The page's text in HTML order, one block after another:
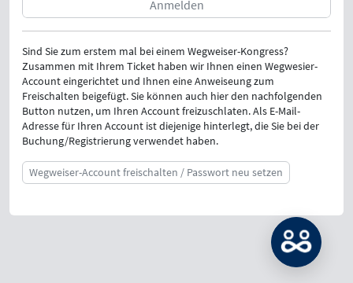
Sind Sie zum erstem mal bei einem Wegweiser-Kongress?
Zusammen mit Ihrem Ticket haben wir Ihnen einen Wegwesier-
Account eingerichtet und Ihnen eine Anweiseung zum
Freischalten beigefügt. Sie können auch hier den nachfolgenden
Button nutzen, um Ihren Account freizuschlaten. Als E-Mail-
Adresse für Ihren Account ist diejenige hinterlegt, die Sie bei der
Buchung/Registrierung verwendet haben.
Wegweiser-Account freischalten / Passwort neu setzen